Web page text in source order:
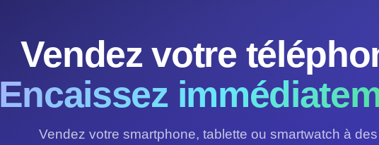
Vendez votre
Encaissez
Vendez votre smartphone, tablette ou smartwatch à